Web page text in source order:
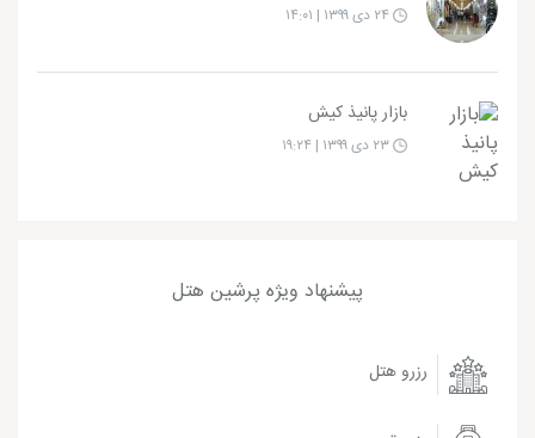
بازار پانیذ کیش
پیشنهاد ویژه پرشین هتل
رزرو هتل